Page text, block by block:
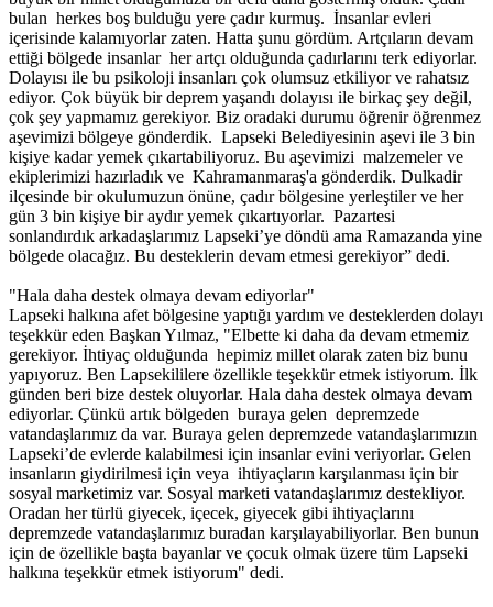
bulan herkes boş bulduğu yere çadır kurmuş. İnsanlar evleri
içerisinde kalamıyorlar zaten. Hatta şunu gördüm. Artçıların devam
ettiği bölgede insanlar her artçı olduğunda çadırlarını terk ediyorlar.
Dolayısı ile bu psikoloji insanları çok olumsuz etkiliyor ve rahatsız
ediyor. Çok büyük bir deprem yaşandı dolayısı ile birkaç şey değil,
çok şey yapmamız gerekiyor. Biz oradaki durumu öğrenir öğrenmez
aşevimizi bölgeye gönderdik. Lapseki Belediyesinin aşevi ile 3 bin
kişiye kadar yemek çıkartabiliyoruz. Bu aşevimizi malzemeler ve
ekiplerimizi hazırladık ve Kahramanmaraş'a gönderdik. Dulkadir
ilçesinde bir okulumuzun önüne, çadır bölgesine yerleştiler ve her
gün 3 bin kişiye bir aydır yemek çıkartıyorlar. Pazartesi
sonlandırdık arkadaşlarımız Lapseki’ye döndü ama Ramazanda yine
bölgede olacağız. Bu desteklerin devam etmesi gerekiyor” dedi.
"Hala daha destek olmaya devam ediyorlar"
Lapseki halkına afet bölgesine yaptığı yardım ve desteklerden dolayı
teşekkür eden Başkan Yılmaz, "Elbette ki daha da devam etmemiz
gerekiyor. İhtiyaç olduğunda hepimiz millet olarak zaten biz bunu
yapıyoruz. Ben Lapsekililere özellikle teşekkür etmek istiyorum. İlk
günden beri bize destek oluyorlar. Hala daha destek olmaya devam
ediyorlar. Çünkü artık bölgeden buraya gelen depremzede
vatandaşlarımız da var. Buraya gelen depremzede vatandaşlarımızın
Lapseki’de evlerde kalabilmesi için insanlar evini veriyorlar. Gelen
insanların giydirilmesi için veya ihtiyaçların karşılanması için bir
sosyal marketimiz var. Sosyal marketi vatandaşlarımız destekliyor.
Oradan her türlü giyecek, içecek, giyecek gibi ihtiyaçlarını
depremzede vatandaşlarımız buradan karşılayabiliyorlar. Ben bunun
için de özellikle başta bayanlar ve çocuk olmak üzere tüm Lapseki
halkına teşekkür etmek istiyorum" dedi.